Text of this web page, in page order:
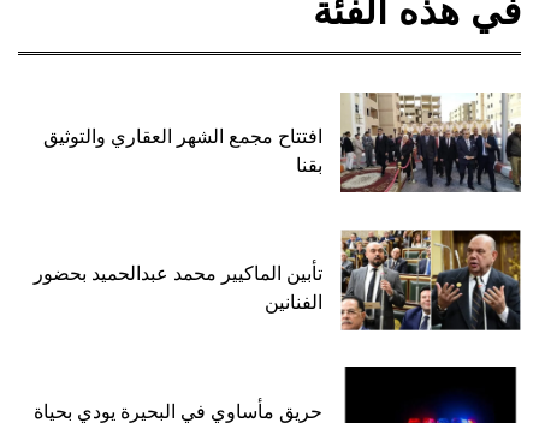
في هذه الفئة
افتتاح مجمع الشهر العقاري والتوثيق
بقنا
تأبين الماكيير محمد عبدالحميد بحضور
الفنانين
حريق مأساوي في البحيرة يودي بحياة